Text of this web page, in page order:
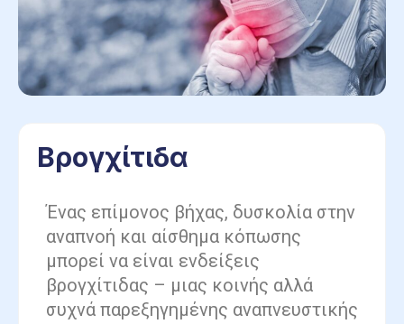
Βρογχίτιδα
Ένας επίμονος βήχας, δυσκολία στην
αναπνοή και αίσθημα κόπωσης
μπορεί να είναι ενδείξεις
βρογχίτιδας – μιας κοινής αλλά
συχνά παρεξηγημένης αναπνευστικής